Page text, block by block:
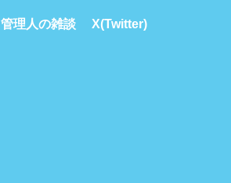
管理人の雑談 X(Twitter)